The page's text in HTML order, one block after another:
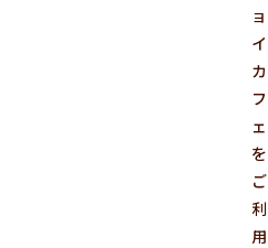
ョ
イ
カ
フ
ェ
を
ご
利
用